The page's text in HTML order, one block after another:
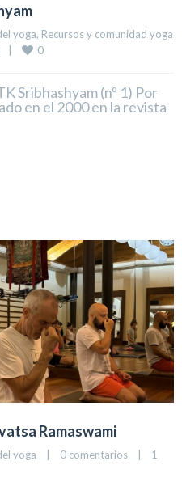
yoga, Recursos y comunidad yoga
| 0
Sribhashyam (nº 1) Por
en el 2000 en la revista
Ramaswami
yoga 0 comentarios
1